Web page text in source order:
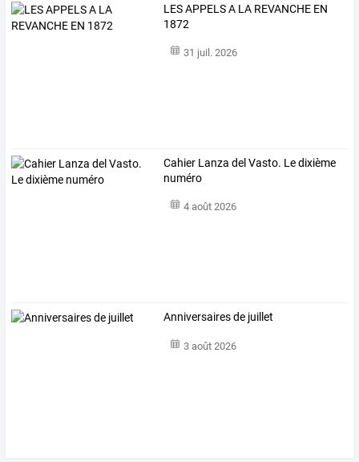
LES APPELS A LA REVANCHE EN
1872
31 juil. 2026
Cahier Lanza del Vasto. Le dixième
numéro
4 août 2026
Anniversaires de juillet
3 août 2026